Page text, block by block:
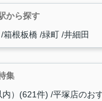
から探す
箱根板橋 緑町 井細田
集
内）(621件) 平塚店のお